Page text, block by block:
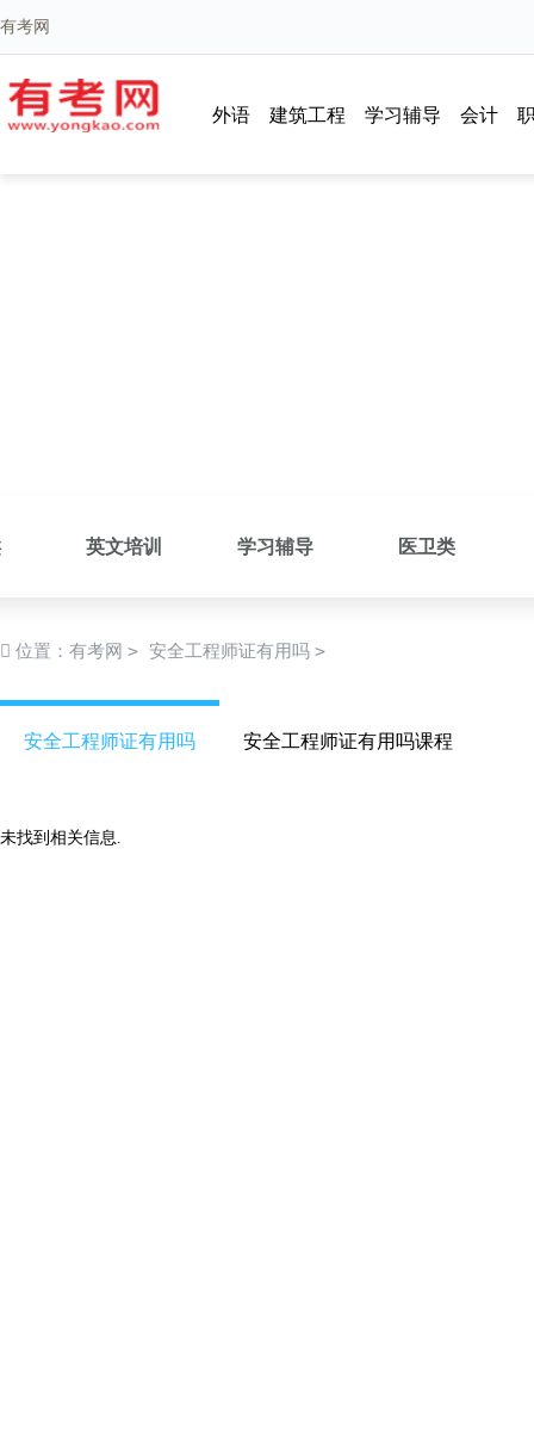
有考网
外语 建筑工程 学习辅导 会计
英文培训 学习辅导 医卫类
位置： 有考网 > 安全工程师证有用吗 >
安全工程师证有用吗 安全工程师证有用吗课程
未找到相关信息.